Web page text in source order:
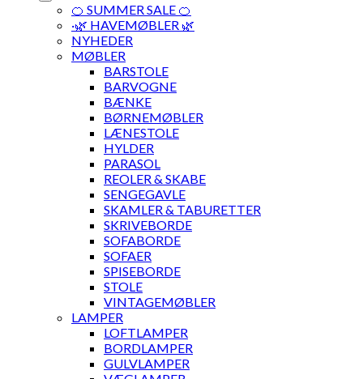
🍊 SUMMER SALE 🍊
·🌿 HAVEMØBLER 🌿
NYHEDER
MØBLER
BARSTOLE
BARVOGNE
BÆNKE
BØRNEMØBLER
LÆNESTOLE
HYLDER
PARASOL
REOLER & SKABE
SENGEGAVLE
SKAMLER & TABURETTER
SKRIVEBORDE
SOFABORDE
SOFAER
SPISEBORDE
STOLE
VINTAGEMØBLER
LAMPER
LOFTLAMPER
BORDLAMPER
GULVLAMPER